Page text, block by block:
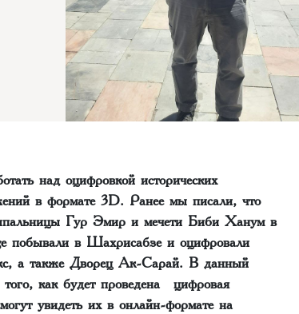
над оцифровкой исторических
в формате 3D. Ранее мы писали, что
Гур Эмир и мечети Биби Ханум в
побывали в Шахрисабзе и оцифровали
а также Дворец Ак-Сарай. В данный
как будет проведена цифровая
увидеть их в онлайн-формате на